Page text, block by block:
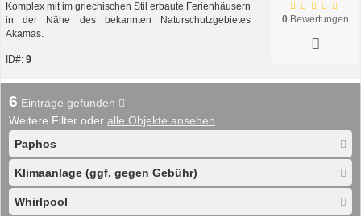
Komplex mit im griechischen Stil erbaute Ferienhäusern
in der Nähe des bekannten Naturschutzgebietes
Akamas.
ID#: 9
0Bewertungen
6 Einträge gefunden
Weitere Filter oder alle Objekte ansehen
Paphos
Klimaanlage (ggf. gegen Gebühr)
Whirlpool